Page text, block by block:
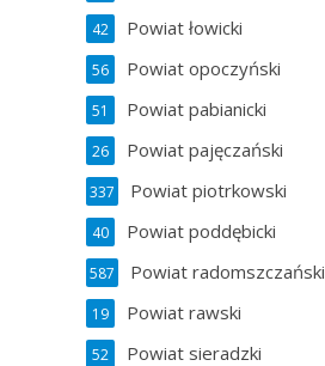
Powiat łowicki
42
Powiat opoczyński
56
Powiat pabianicki
51
Powiat pajęczański
26
Powiat piotrkowski
337
Powiat poddębicki
40
Powiat radomszczański
587
Powiat rawski
19
Powiat sieradzki
52